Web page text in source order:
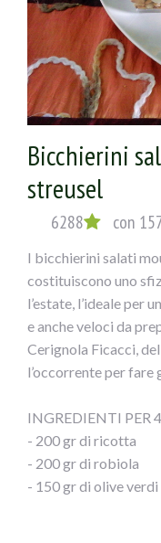
con esso farcire i
con uno stecchino e
con olio evo,
pane
con i gamberoni
bianco ed ancora
Coprire con carta
cca200°...POI
terminare la cottura
Intiepidito il
Bicchierini
streusel
6288 con
I bicchierini salati
costituiscono uno
l’estate, l’ideale per
e anche veloci da
Cerignola Ficacci,
l’occorrente per fare
INGREDIENTI PER
- 200 gr di ricotta
- 200 gr di robiola
- 150 gr di olive